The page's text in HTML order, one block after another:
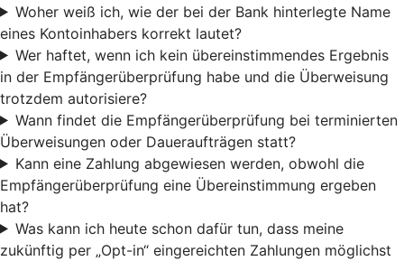
Woher weiß ich, wie der bei der Bank hinterlegte Name
eines Kontoinhabers korrekt lautet?
Wer haftet, wenn ich kein übereinstimmendes Ergebnis
in der Empfängerüberprüfung habe und die Überweisung
trotzdem autorisiere?
Wann findet die Empfängerüberprüfung bei terminierten
Überweisungen oder Daueraufträgen statt?
Kann eine Zahlung abgewiesen werden, obwohl die
Empfängerüberprüfung eine Übereinstimmung ergeben
hat?
Was kann ich heute schon dafür tun, dass meine
zukünftig per „Opt-in“ eingereichten Zahlungen möglichst